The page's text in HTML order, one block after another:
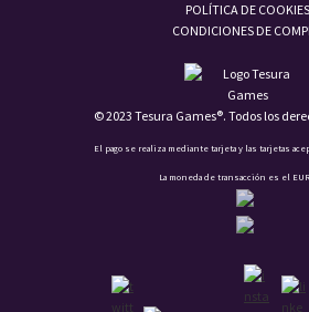
POLÍTICA DE COOKIES
CONDICIONES DE
© 2023 Tesura Games®. Todos los
El pago se realiza mediante tarjeta y las tarjetas
La moneda de transacción es el